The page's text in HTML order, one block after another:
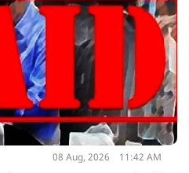
08 Aug, 2026 11:42 AM